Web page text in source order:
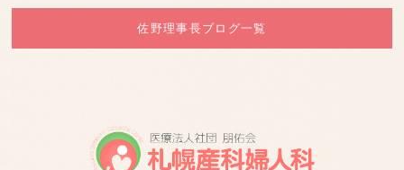
佐野理事長ブログ一覧